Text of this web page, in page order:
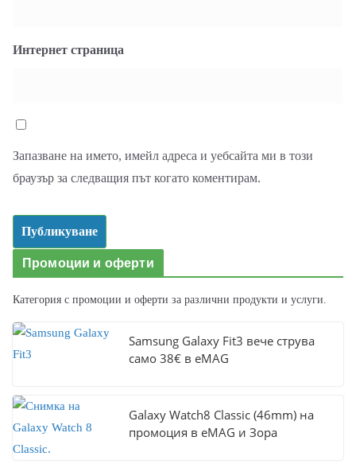
Интернет страница
Запазване на името, имейл адреса и уебсайта ми в този
браузър за следващия път когато коментирам.
Промоции и оферти
Категория с промоции и оферти за различни продукти и услуги.
Samsung Galaxy Fit3 вече струва
само 38€ в eMAG
Galaxy Watch8 Classic (46mm) на
промоция в eMAG и Зора